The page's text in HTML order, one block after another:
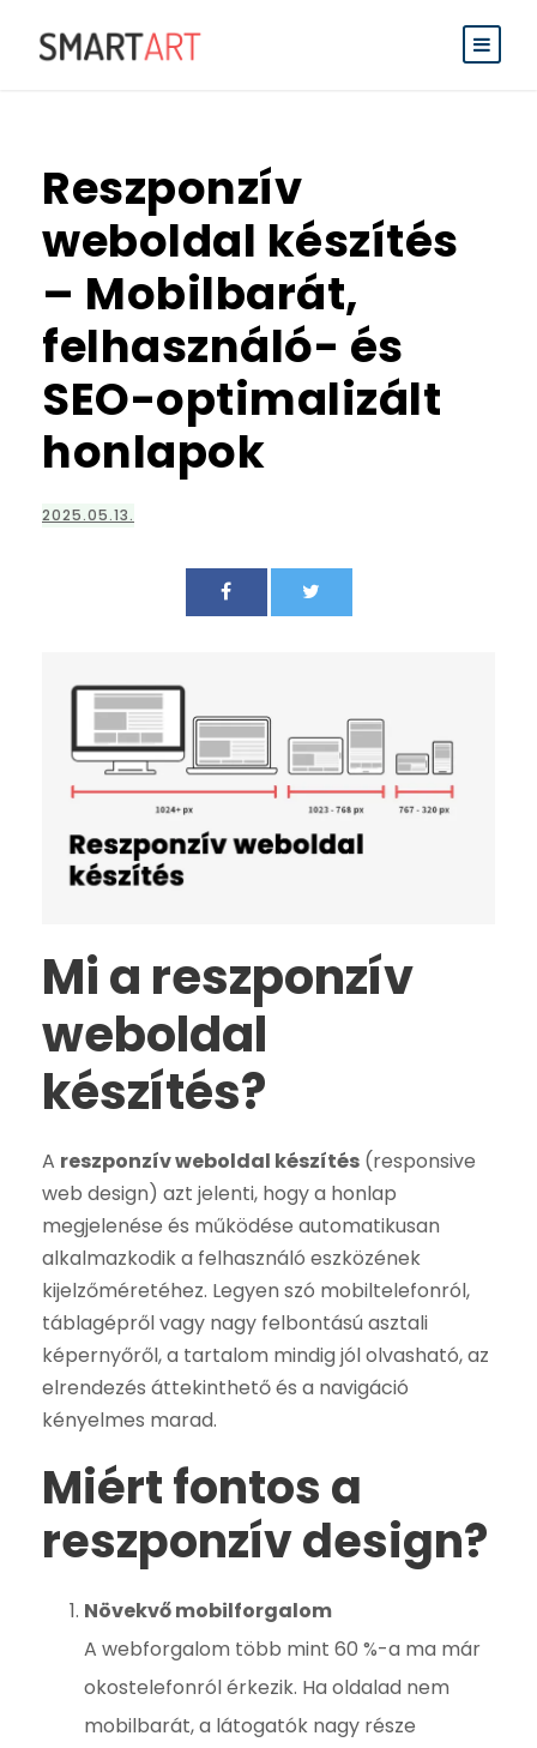
Reszponzív
weboldal készítés
– Mobilbarát,
felhasználó- és
SEO-optimalizált
honlapok
2025.05.13.
Mi a reszponzív
weboldal
készítés?
A reszponzív weboldal készítés (responsive
web design) azt jelenti, hogy a honlap
megjelenése és működése automatikusan
alkalmazkodik a felhasználó eszközének
kijelzőméretéhez. Legyen szó mobiltelefonról,
táblagépről vagy nagy felbontású asztali
képernyőről, a tartalom mindig jól olvasható, az
elrendezés áttekinthető és a navigáció
kényelmes marad.
Miért fontos a
reszponzív design?
Növekvő mobilforgalom
A webforgalom több mint 60 %-a ma már
okostelefonról érkezik. Ha oldalad nem
mobilbarát, a látogatók nagy része